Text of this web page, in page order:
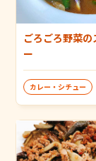
ごろごろ野菜の
ー
カレー・シチュー